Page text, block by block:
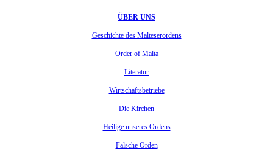
ÜBER UNS
Geschichte des Malteserordens
Order of Malta
Literatur
Wirtschaftsbetriebe
Die Kirchen
Heilige unseres Ordens
Falsche Orden